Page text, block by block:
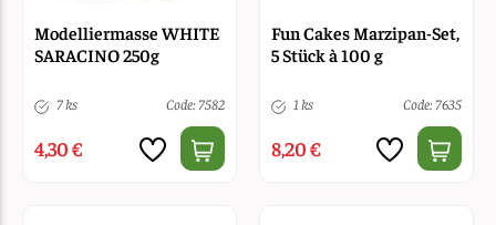
Modelliermasse WHITE
SARACINO 250g
7 ks Code: 7582
4,30 €
Fun Cakes Marzipan-Set,
5 Stück à 100 g
1 ks Code: 7635
8,20 €